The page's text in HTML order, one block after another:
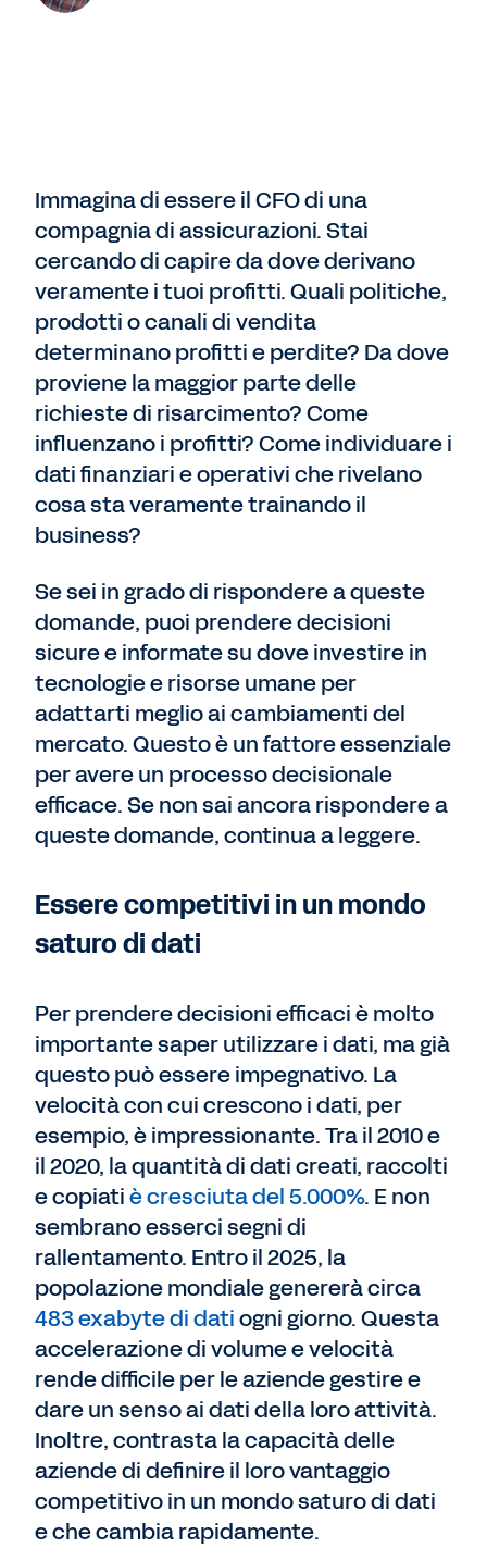
Immagina di essere il CFO di una
compagnia di assicurazioni. Stai
cercando di capire da dove derivano
veramente i tuoi profitti. Quali politiche,
prodotti o canali di vendita
determinano profitti e perdite? Da dove
proviene la maggior parte delle
richieste di risarcimento? Come
influenzano i profitti? Come individuare i
dati finanziari e operativi che rivelano
cosa sta veramente trainando il
business?
Se sei in grado di rispondere a queste
domande, puoi prendere decisioni
sicure e informate su dove investire in
tecnologie e risorse umane per
adattarti meglio ai cambiamenti del
mercato. Questo è un fattore essenziale
per avere un processo decisionale
efficace. Se non sai ancora rispondere a
queste domande, continua a leggere.
Essere competitivi in un mondo
saturo di dati
Per prendere decisioni efficaci è molto
importante saper utilizzare i dati, ma già
questo può essere impegnativo. La
velocità con cui crescono i dati, per
esempio, è impressionante. Tra il 2010 e
il 2020, la quantità di dati creati, raccolti
e copiatiè cresciuta del 5.000%. E non
sembrano esserci segni di
rallentamento. Entro il 2025, la
popolazione mondiale genererà circa
483 exabyte di datiogni giorno. Questa
accelerazione di volume e velocità
rende difficile per le aziende gestire e
dare un senso ai dati della loro attività.
Inoltre, contrasta la capacità delle
aziende di definire il loro vantaggio
competitivo in un mondo saturo di dati
e che cambia rapidamente.